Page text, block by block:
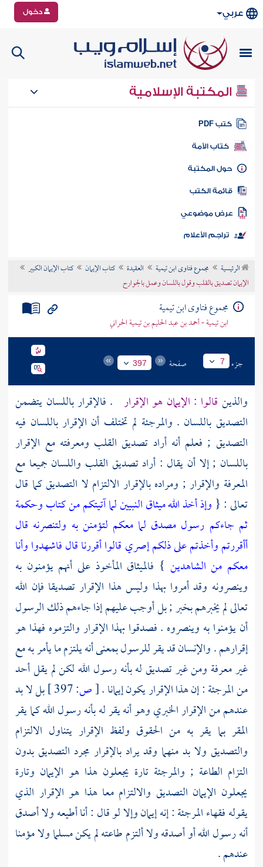
عربي دخول
المكتبة الإسلامية
كتب PDF
كتاب الأمة
المكتبة
الكتب
موضوعي
تراجم الأعلام
الرئيسية مجموع فتاوى ابن تيمية العقيدة كتاب الإيمان
كتاب الإيمان الكبير
الإيمان تصديق بالقلب وقول باللسان وعمل بالجوارح
مجموع فتاوى ابن تيمية
ابن تيمية - أحمد بن عبد الحليم بن تيمية الحراني
جزء 7 صفحة 397
والذين قالوا : الإيمان هو الإقرار . فالإقرار باللسان يتضمن
التصديق باللسان . والمرجئة لم تختلف أن الإقرار باللسان فيه
التصديق ; فعلم أنه أراد تصديق القلب ومعرفته مع الإقرار
باللسان ; إلا أن يقال : أراد تصديق القلب واللسان جميعا مع
المعرفة والإقرار ; ومراده بالإقرار الالتزام لا التصديق كما قال
تعالى : { وإذ أخذ الله ميثاق النبيين لما آتيتكم من كتاب وحكمة
ثم جاءكم رسول مصدق لما معكم لتؤمنن به ولتنصرنه قال
أأقررتم وأخذتم على ذلكم إصري قالوا أقررنا قال فاشهدوا وأنا
معكم من الشاهدين } فالميثاق المأخوذ على أنهم يؤمنون به
وينصرونه وقد أمروا بهذا وليس هذا الإقرار تصديقا فإن الله
تعالى لم يخبرهم بخبر ; بل أوجب عليهم إذا جاءهم ذلك الرسول
أن يؤمنوا به وينصروه . فصدقوا بهذا الإقرار والتزموه فهذا هو
إقرارهم . والإنسان قد يقر للرسول بمعنى أنه يلتزم ما يأمر به مع
غير معرفة ومن غير تصديق له بأنه رسول الله لكن لم يقل أحد
منالمرجئة: إن هذا الإقرار يكون إيمانا .[ص:
بل لا بد
عندهم من الإقرار الخبري وهو أنه يقر له بأنه رسول الله كما يقر
المقر بما يقر به من الحقوق ولفظ الإقرار يتناول الالتزام
والتصديق ولا بد منهما وقد يراد بالإقرار مجرد التصديق بدون
التزام الطاعة ; والمرجئةتارة يجعلون هذا هو الإيمان وتارة
يجعلون الإيمان التصديق والالتزام معا هذا هو الإقرار الذي
يقوله فقهاءالمرجئة: إنه إيمان وإلا لو قال : أنا أطيعه ولا أصدق
أنه رسول الله أو أصدقه ولا ألتزم طاعته لم يكن مسلما ولا مؤمنا
عندهم .